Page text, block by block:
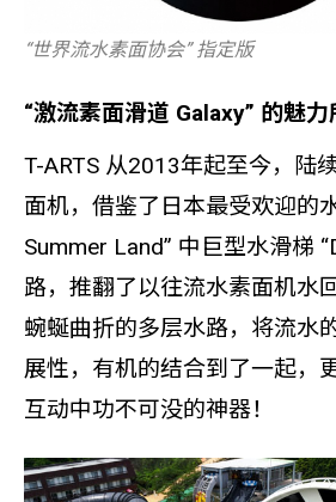
“世界流水素面协会” 指定版
“激流素面滑道 Galaxy” 的魅力
T-ARTS 从2013年起至今，陆
面机，借鉴了日本最受欢迎的
Summer Land” 中巨型水滑梯
路，推翻了以往流水素面机水
蜿蜒曲折的多层水路，将流水
展性，有机的结合到了一起，
互动中功不可没的神器！